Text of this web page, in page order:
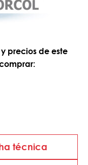
precios de este
técnica